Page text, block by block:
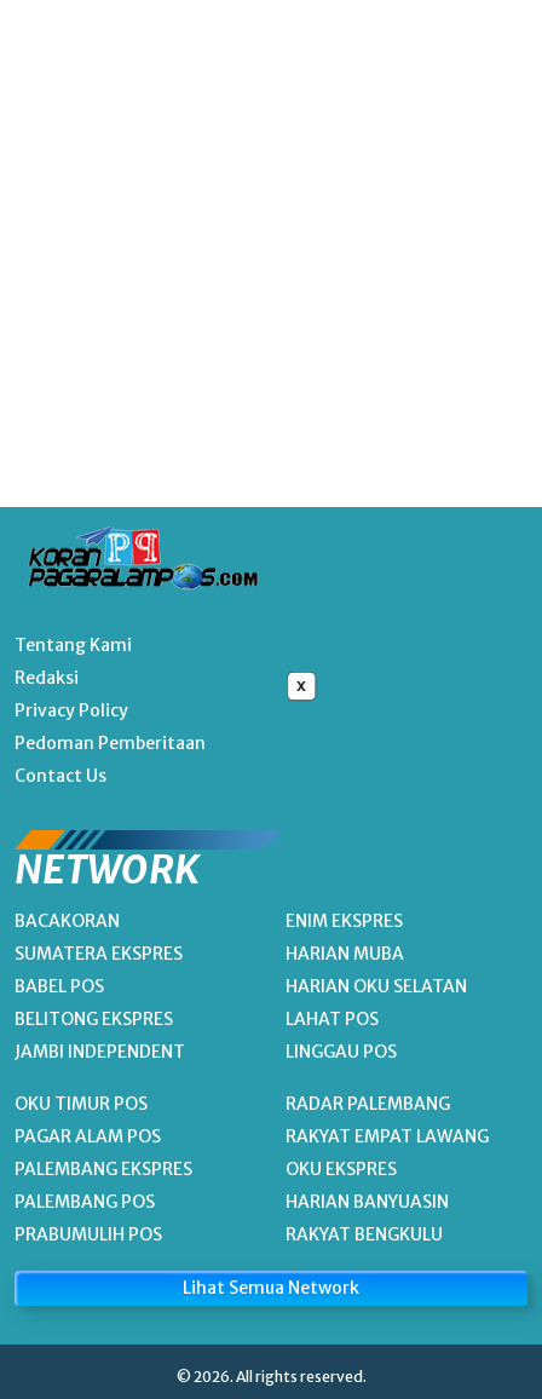
x
Tentang Kami
Redaksi
Privacy Policy
Pedoman Pemberitaan
Contact Us
NETWORK
BACAKORAN
SUMATERA EKSPRES
BABEL POS
BELITONG EKSPRES
JAMBI INDEPENDENT
ENIM EKSPRES
HARIAN MUBA
HARIAN OKU SELATAN
LAHAT POS
LINGGAU POS
OKU TIMUR POS
PAGAR ALAM POS
PALEMBANG EKSPRES
PALEMBANG POS
PRABUMULIH POS
RADAR PALEMBANG
RAKYAT EMPAT LAWANG
OKU EKSPRES
HARIAN BANYUASIN
RAKYAT BENGKULU
Lihat Semua Network
© 2026. All rights reserved.